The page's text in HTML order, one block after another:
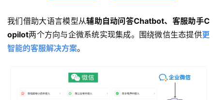
我们借助大语言模型从辅助自动问答Chatbot、客服助手C
opilot两个方向与企微系统实现集成。围绕微信生态提供更
智能的客服解决方案。